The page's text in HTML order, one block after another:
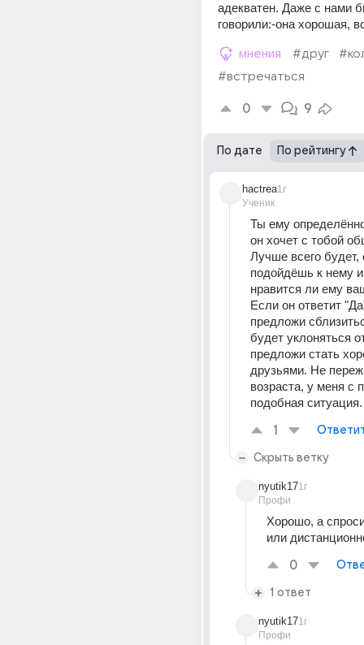
адекватен. Даже с нами
говорили:-она хорошая,
мнения #друг
#встречаться
0 9
По дате По рейтингу
hactrea
Ученик
1г
Ты ему
он хочет с тобой
Лучше всего будет,
подойдёшь к нему
нравится ли ему
Если он ответит
предложи
будет уклоняться
предложи стать
друзьями. Не
возраста, у меня с
подобная ситуация.
1
Скрыть ветку
nyutik17
Профи
1г
Хорошо, а
или
0
1 ответ
nyutik17
Профи
1г